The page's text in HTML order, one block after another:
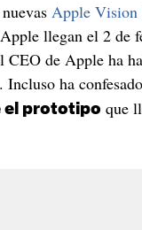
Apple Vision
llegan el 2 de
CEO de Apple ha
Incluso ha confesado
el prototipo que